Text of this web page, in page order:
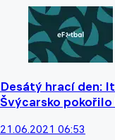
Desátý hrací den:
Švýcarsko
21.06.2021 06:53